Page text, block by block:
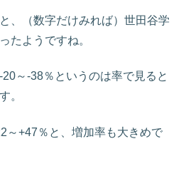
、（数字だけみれば）世田谷学
たようですね。
～-38％というのは率で見ると
。
～+47％と、増加率も大きめで